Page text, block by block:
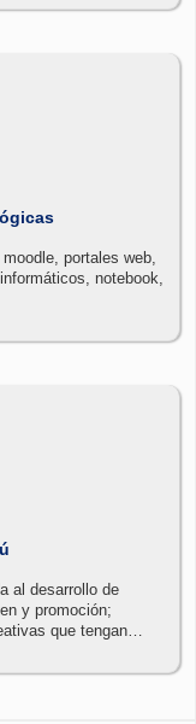
portales web,
notebook,
al desarrollo de
y promoción;
que tengan
cumplir el objetivo que